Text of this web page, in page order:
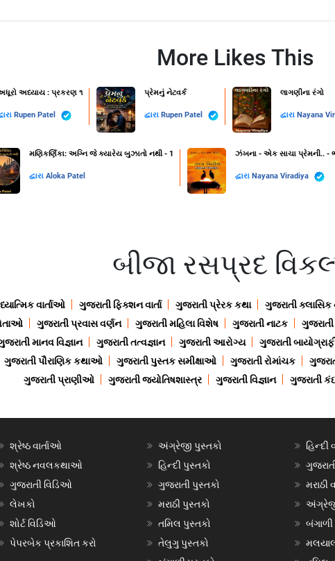
More Likes This
અધ્યાય : પ્રકરણ ૧
Rupen Patel
પ્રેમનું નેટવર્ક
દ્વારા Rupen Patel
લાગણીના રંગો
દ્વારા Nayana
મણિકર્ણિકા: અગ્નિ જે ક્યારેય બુઝાતો નથી - 1
દ્વારા Aloka Patel
ઝંખના - એક સાચા પ્રેમની.. -
દ્વારા Nayana Viradiya
બીજા રસપ્રદ
વાર્તાઓ ગુજરાતી ફિક્શન વાર્તા ગુજરાતી પ્રેરક કથા ગુજરાતી
ગુજરાતી પ્રવાસ વર્ણન ગુજરાતી મહિલા વિશેષ ગુજરાતી નાટક
માનવ વિજ્ઞાન ગુજરાતી તત્વજ્ઞાન ગુજરાતી આરોગ્ય ગુજરાતી
ગુજરાતી પૌરાણિક કથાઓ ગુજરાતી પુસ્તક સમીક્ષાઓ ગુજરાતી રોમાંચક
ગુજરાતી પ્રાણીઓ
ગુજરાતી જ્યોતિષશાસ્ત્ર ગુજરાતી વિજ્ઞાન ગુજરાતી
શ્રેષ્ઠ વાર્તાઓ
શ્રેષ્ઠ નવલકથાઓ
ગુજરાતી વિડિઓ
લેખકો
શોર્ટ વિડિઓ
પેપરબેક પ્રકાશિત કરો
અંગ્રેજી પુસ્તકો
હિન્દી પુસ્તકો
ગુજરાતી પુસ્તકો
મરાઠી પુસ્તકો
તમિલ પુસ્તકો
તેલુગુ પુસ્તકો
હિન્દી
મરાઠી
બંગાળી